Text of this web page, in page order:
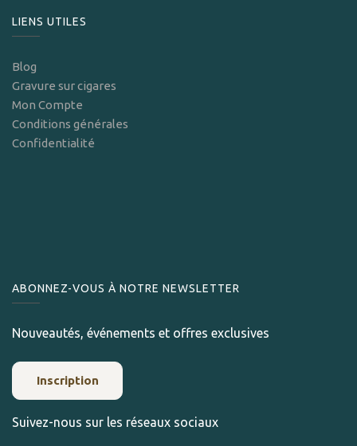
LIENS UTILES
Blog
Gravure sur cigares
Mon Compte
Conditions générales
Confidentialité
ABONNEZ-VOUS À NOTRE NEWSLETTER
Nouveautés, événements et offres exclusives
Inscription
Suivez-nous sur les réseaux sociaux